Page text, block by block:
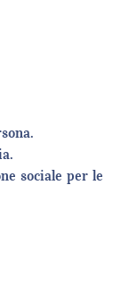
sociale per le